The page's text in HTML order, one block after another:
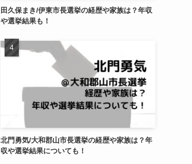
田久保まき/伊東市長選挙の経歴や家族は？年収
や選挙結果も！
北門勇気/大和郡山市長選挙の経歴や家族は？年
収や選挙結果についても！